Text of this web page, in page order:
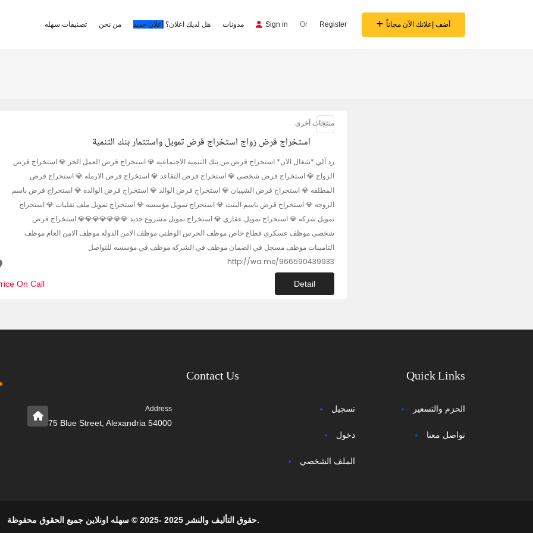
تصنيفات سهله من نحن هل لديك اعلان؟ اعلان جديد مدونات Sign in Or Register أضف إعلانك الآن مجاناً
منتجات آخرى
استخراج قرض زواج استخراج قرض تمويل واستثمار بنك التنمية
رد آلي *شغال الان* استخراج قرض من بنك التنميه الاجتماعيه 💎 استخراج قرض العمل الحر 💎 استخراج قرض
الزواج 💎 استخراج قرض شخصي 💎 استخراج قرض التقاعد 💎 استخراج قرض الارمله 💎 استخراج قرض
المطلقه 💎 استخراج قرض الشيبان 💎 استخراج قرض الوالد 💎 استخراج قرض الوالده 💎 استخراج قرض باسم
الزوجه 💎 استخراج قرض باسم البنت 💎 استخراج تمويل مؤسسه 💎 استخراج تمويل ملف نقليات 💎 استخراج
تمويل شركه 💎 استخراج تمويل عقاري 💎 استخراج تمويل مشروع جديد 💎💎💎💎💎💎💎 استخراج قرض
شخصي موظف عسكري قطاع خاص موظف الحرس الوطني موظف الامن الدوله موظف الامن العام موظف
التامينات موظف مسجل في الضمان موظف في الشركه موظف في مؤسسه للتواصل
http://wa.me/966590439933
On Call Detail
Contact Us
Address
75 Blue Street, Alexandria 54000
Quick Links
تسجيل
دخول
الملف الشخصي
الحزم والتسعير
تواصل معنا
حقوق التأليف والنشر 2025 -2025 © سهله اونلاين جميع الحقوق محفوظة.